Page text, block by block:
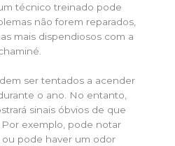
técnico treinado pode
não forem reparados,
mais dispendiosos com a
ser tentados a acender
o ano. No entanto,
sinais óbvios de que
exemplo, pode notar
ou pode haver um odor